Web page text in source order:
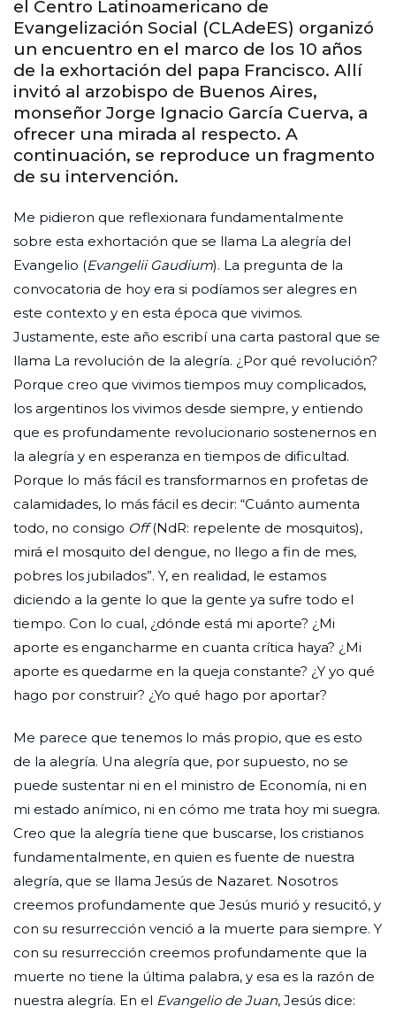
el Centro Latinoamericano de
Evangelización Social (CLAdeES) organizó
un encuentro en el marco de los 10 años
de la exhortación del papa Francisco. Allí
invitó al arzobispo de Buenos Aires,
monseñor Jorge Ignacio García Cuerva, a
ofrecer una mirada al respecto. A
continuación, se reproduce un fragmento
de su intervención.
Me pidieron que reflexionara fundamentalmente
sobre esta exhortación que se llama La alegría del
Evangelio (Evangelii Gaudium). La pregunta de la
convocatoria de hoy era si podíamos ser alegres en
este contexto y en esta época que vivimos.
Justamente, este año escribí una carta pastoral que se
llama La revolución de la alegría. ¿Por qué revolución?
Porque creo que vivimos tiempos muy complicados,
los argentinos los vivimos desde siempre, y entiendo
que es profundamente revolucionario sostenernos en
la alegría y en esperanza en tiempos de dificultad.
Porque lo más fácil es transformarnos en profetas de
calamidades, lo más fácil es decir: “Cuánto aumenta
todo, no consigo Off(NdR: repelente de mosquitos),
mirá el mosquito del dengue, no llego a fin de mes,
pobres los jubilados”. Y, en realidad, le estamos
diciendo a la gente lo que la gente ya sufre todo el
tiempo. Con lo cual, ¿dónde está mi aporte? ¿Mi
aporte es engancharme en cuanta crítica haya? ¿Mi
aporte es quedarme en la queja constante? ¿Y yo qué
hago por construir? ¿Yo qué hago por aportar?
Me parece que tenemos lo más propio, que es esto
de la alegría. Una alegría que, por supuesto, no se
puede sustentar ni en el ministro de Economía, ni en
mi estado anímico, ni en cómo me trata hoy mi suegra.
Creo que la alegría tiene que buscarse, los cristianos
fundamentalmente, en quien es fuente de nuestra
alegría, que se llama Jesús de Nazaret. Nosotros
creemos profundamente que Jesús murió y resucitó, y
con su resurrección venció a la muerte para siempre. Y
con su resurrección creemos profundamente que la
muerte no tiene la última palabra, y esa es la razón de
nuestra alegría. En el Evangelio de Juan, Jesús dice: